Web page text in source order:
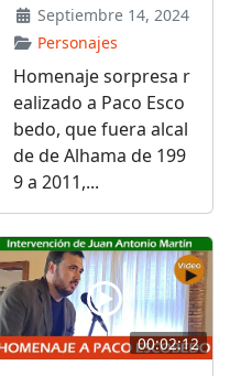
Septiembre 14, 2024
Personajes
Homenaje sorpresa r
ealizado a Paco Esco
bedo, que fuera alcal
de de Alhama de 199
9 a 2011,...
00:02:12